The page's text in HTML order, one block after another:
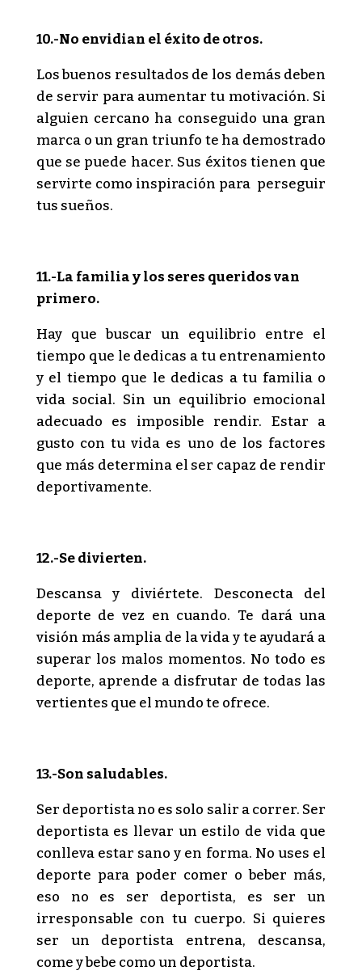
10.-No envidian el éxito de otros.
Los buenos resultados de los demás deben
de servir para aumentar tu motivación. Si
alguien cercano ha conseguido una gran
marca o un gran triunfo te ha demostrado
que se puede hacer. Sus éxitos tienen que
servirte como inspiración para perseguir
tus sueños.
11.-La familia y los seres queridos van
primero.
Hay que buscar un equilibrio entre el
tiempo que le dedicas a tu entrenamiento
y el tiempo que le dedicas a tu familia o
vida social. Sin un equilibrio emocional
adecuado es imposible rendir. Estar a
gusto con tu vida es uno de los factores
que más determina el ser capaz de rendir
deportivamente.
12.-Se divierten.
Descansa y diviértete. Desconecta del
deporte de vez en cuando. Te dará una
visión más amplia de la vida y te ayudará a
superar los malos momentos. No todo es
deporte, aprende a disfrutar de todas las
vertientes que el mundo te ofrece.
13.-Son saludables.
Ser deportista no es solo salir a correr. Ser
deportista es llevar un estilo de vida que
conlleva estar sano y en forma. No uses el
deporte para poder comer o beber más,
eso no es ser deportista, es ser un
irresponsable con tu cuerpo. Si quieres
ser un deportista entrena, descansa,
come y bebe como un deportista.